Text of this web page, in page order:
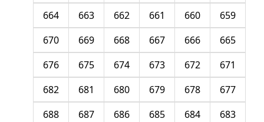
659
660
661
662
663
664
665
666
667
668
669
670
671
672
673
674
675
676
677
678
679
680
681
682
683
684
685
686
687
688